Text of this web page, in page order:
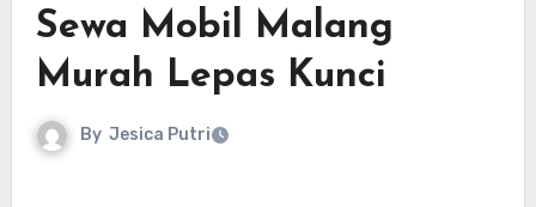
Sewa Mobil Malang
Murah Lepas Kunci
By Jesica Putri